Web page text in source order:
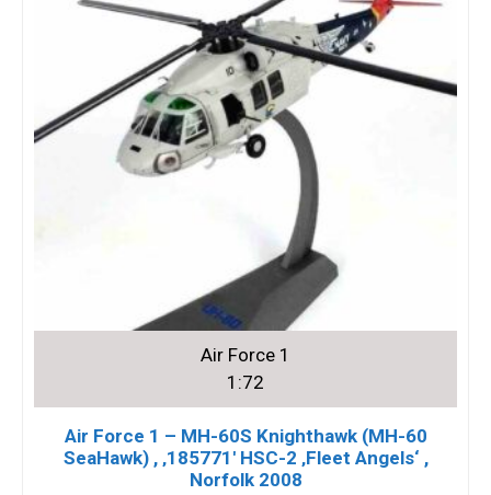
Air Force 1
1:72
Air Force 1 – MH-60S Knighthawk (MH-60
SeaHawk) , ‚185771′ HSC-2 ‚Fleet Angels‘ ,
Norfolk 2008